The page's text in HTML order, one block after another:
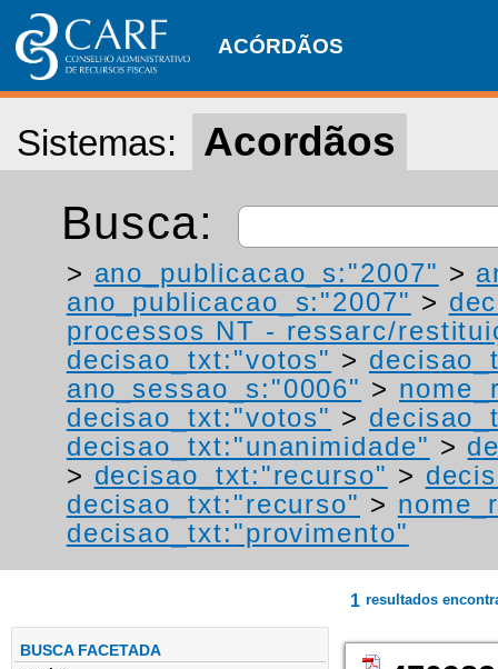
ACÓRDÃOS
Sistemas: Acordãos
Busca:
> ano_publicacao_s:"2007" >
ano_publicacao_s:"2007" >
processos NT - ressarc/
decisao_txt:"votos" >
ano_sessao_s:"0006" >
decisao_txt:"votos" >
decisao_txt:"unanimidade" >
> decisao_txt:"recurso" >
decisao_txt:"recurso" >
decisao_txt:"provimento"
BUSCA FACETADA
1 resultados